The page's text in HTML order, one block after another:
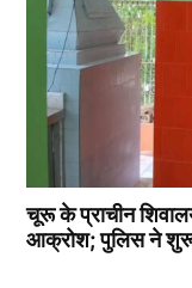
चूरू के प्राचीन
आक्रोश; पुलिस ने